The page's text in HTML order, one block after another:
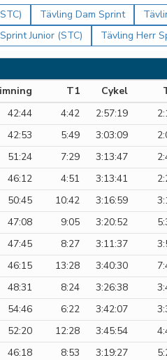
Tävling Dam Sprint
Junior (STC) Tävling Herr
T1 Cykel
42:44 4:42 2:57:19
42:53 5:49 3:03:09
51:24 7:29 3:13:47
46:12 4:51 3:13:41
50:45 10:42 3:16:59
47:08 9:05 3:20:52
47:45 8:27 3:11:37
46:15 13:28 3:40:30
48:31 8:24 3:26:38
54:46 6:22 3:42:07
52:20 12:28 3:45:54
46:18 8:53 3:19:27